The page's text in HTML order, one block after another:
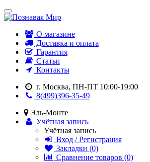
О магазине
Доставка и оплата
Гарантия
Статьи
Контакты
г. Москва, ПН-ПТ 10:00-19:00
8(499)396-35-49
Эль-Монте
Учётная запись
Учётная запись
Вход / Регистрация
Закладки (0)
Сравнение товаров (0)